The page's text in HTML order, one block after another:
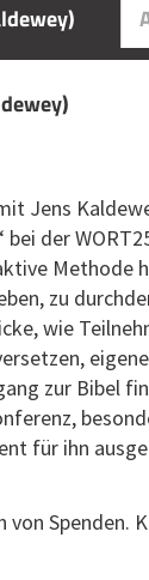
Jens
der
Methode
zu
wie
zur Bibel
für ihn
Spenden.